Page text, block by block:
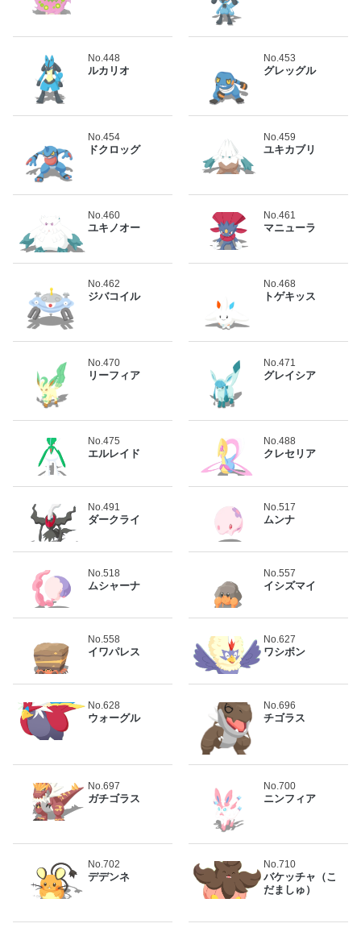
No.448
ルカリオ
No.453
グレッグル
No.454
ドクロッグ
No.459
ユキカブリ
No.460
ユキノオー
No.461
マニューラ
No.462
ジバコイル
No.468
トゲキッス
No.470
リーフィア
No.471
グレイシア
No.475
エルレイド
No.488
クレセリア
No.491
ダークライ
No.517
ムンナ
No.518
ムシャーナ
No.557
イシズマイ
No.558
イワパレス
No.627
ワシボン
No.628
ウォーグル
No.696
チゴラス
No.697
ガチゴラス
No.700
ニンフィア
No.702
デデンネ
No.710
バケッチャ（こ
だましゅ）